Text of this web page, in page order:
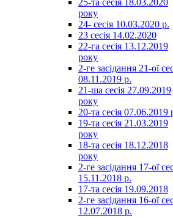
25-та сесія 18.03.2020
року
24- сесія 10.03.2020 р.
23 сесія 14.02.2020
22-га сесія 13.12.2019
року
2-ге засідання 21-ої
08.11.2019 р.
21-ша сесія 27.09.2019
року
20-та сесія 07.06.2019
19-та сесія 21.03.2019
року
18-та сесія 18.12.2018
року
2-ге засідання 17-ої
15.11.2018 р.
17-та сесія 19.09.2018
2-ге засідання 16-ої
12.07.2018 р.